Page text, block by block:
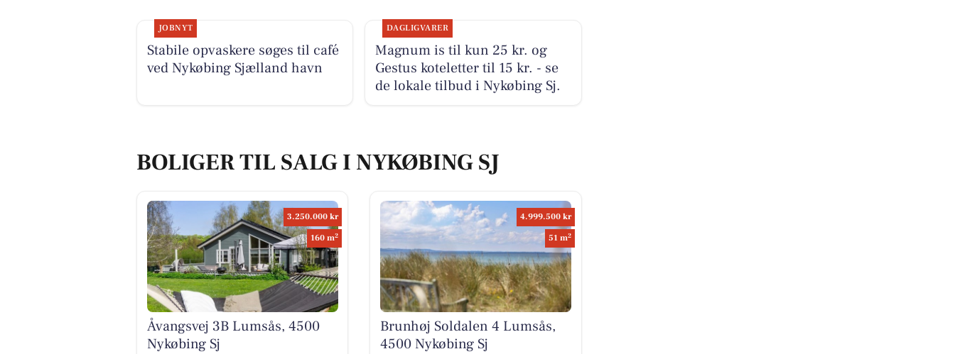
JOBNYT
Stabile opvaskere søges til café
ved Nykøbing Sjælland havn
DAGLIGVARER
Magnum is til kun 25 kr. og
Gestus koteletter til 15 kr. - se
de lokale tilbud i Nykøbing Sj.
BOLIGER TIL SALG I NYKØBING SJ
3.250.000 kr
160 m2
Åvangsvej 3B Lumsås, 4500
Nykøbing Sj
4.999.500 kr
51 m2
Brunhøj Soldalen 4 Lumsås,
4500 Nykøbing Sj